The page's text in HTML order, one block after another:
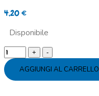
4,20€
Disponibile
Palloncini
lattice
cuoreAGGIUNGI AL CARRELLO